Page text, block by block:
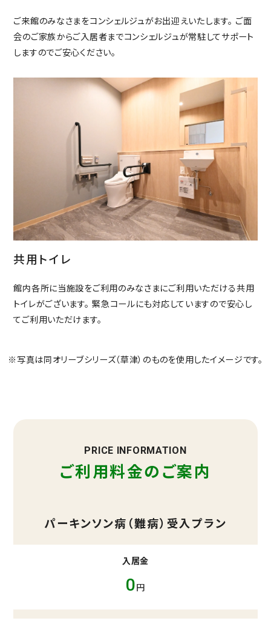
ご来館のみなさまをコンシェルジュがお出迎えいたします。 ご面
会のご家族からご入居者までコンシェルジュが常駐してサポート
しますのでご安心ください。
共用トイレ
館内各所に当施設をご利用のみなさまにご利用いただける共用
トイレがございます。 緊急コールにも対応していますので安心し
てご利用いただけます。
※写真は同オリーブシリーズ（草津）のものを使用したイメージです。
PRICE INFORMATION
ご利用料金のご案内
パーキンソン病（難病）受入プラン
入居金
0 円